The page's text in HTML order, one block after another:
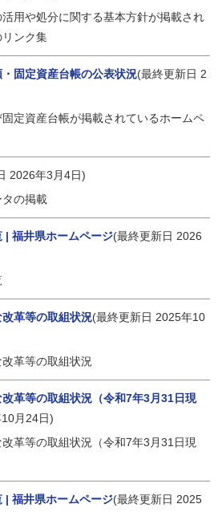
用や処分に関する基本方針が掲載され
ンク集
固定資産台帳の公表状況(最終更新日 2
定資産台帳が掲載されているホームペ
2026年3月4日)
の掲載
| 福井県ホームページ(最終更新日 2026
革等の取組状況(最終更新日 2025年10
革等の取組状況
革等の取組状況（令和7年3月31日現
月24日)
革等の取組状況（令和7年3月31日現
| 福井県ホームページ(最終更新日 2025